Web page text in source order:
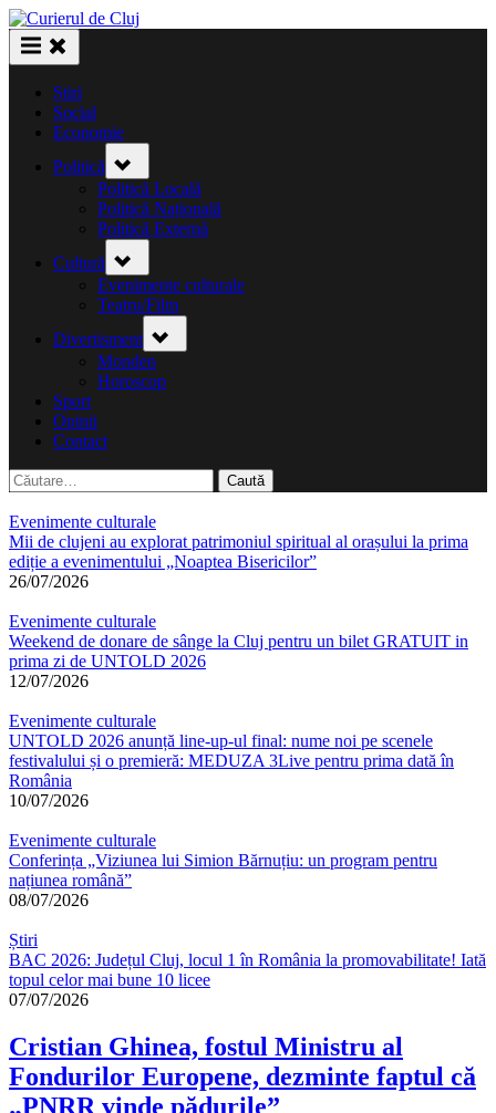
Skip
to
content
Știri
Social
Economie
Politică
sub-
menu
Politică Locală
Politică Națională
Politică Externă
Cultură
sub-
menu
Evenimente culturale
Teatru/Film
Divertisment sub-
menu
Monden
Horoscop
Sport
Opinii
Contact
Caută
după:
Evenimente culturale
Mii de clujeni au explorat patrimoniul spiritual al orașului la prima
ediție a evenimentului „Noaptea Bisericilor”
26/07/2026
Evenimente culturale
Weekend de donare de sânge la Cluj pentru un bilet GRATUIT in
prima zi de UNTOLD 2026
12/07/2026
Evenimente culturale
UNTOLD 2026 anunță line-up-ul final: nume noi pe scenele
festivalului și o premieră: MEDUZA 3Live pentru prima dată în
România
10/07/2026
Evenimente culturale
Conferința „Viziunea lui Simion Bărnuțiu: un program pentru
națiunea română”
08/07/2026
Știri
BAC 2026: Județul Cluj, locul 1 în România la promovabilitate! Iată
topul celor mai bune 10 licee
07/07/2026
Cristian Ghinea, fostul Ministru al
Fondurilor Europene, dezminte faptul că
„PNRR vinde pădurile”